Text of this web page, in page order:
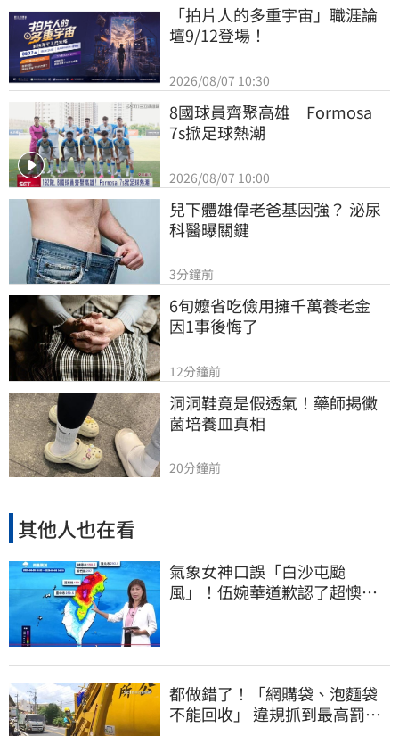
「拍片人的多重宇宙」職涯論
壇9/12登場！
2026/08/07 10:30
8國球員齊聚高雄　Formosa
7s掀足球熱潮
2026/08/07 10:00
兒下體雄偉老爸基因強？ 泌尿
科醫曝關鍵
3分鐘前
6旬嬤省吃儉用擁千萬養老金
因1事後悔了
12分鐘前
洞洞鞋竟是假透氣！藥師揭黴
菌培養皿真相
20分鐘前
其他人也在看
氣象女神口誤「白沙屯颱
風」！伍婉華道歉認了超懊
都做錯了！「網購袋、泡麵袋
不能回收」 違規抓到最高罰